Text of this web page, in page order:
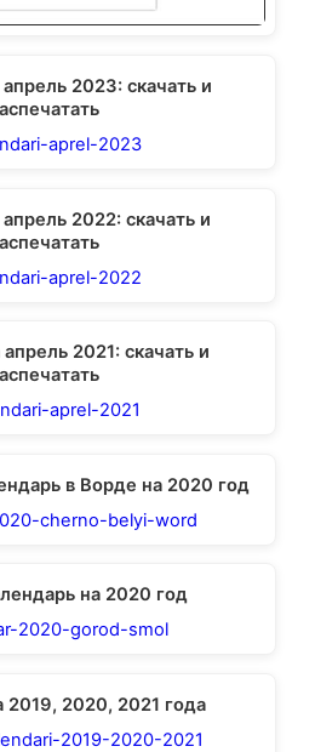
2023: скачать и
2022: скачать и
2021: скачать и
в Ворде на 2020 год
на 2020 год
2019, 2020, 2021 года